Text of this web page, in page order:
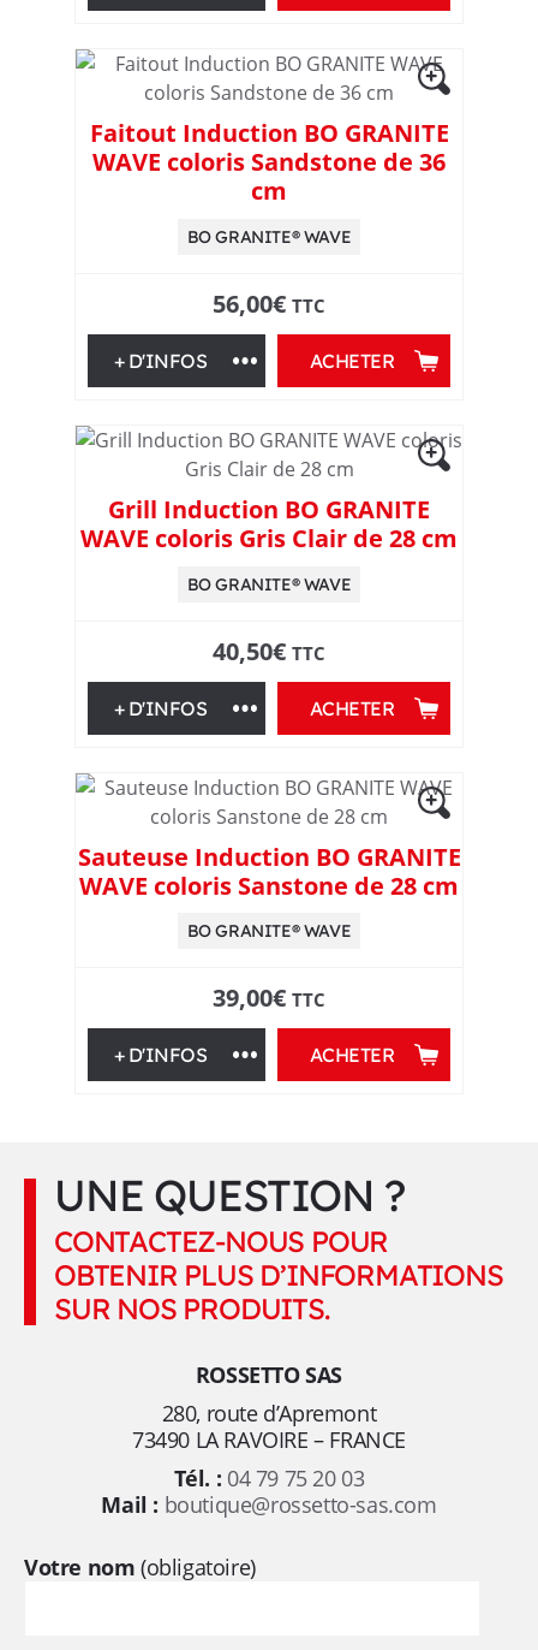
,
d
e
p
u
s
l
u
s
d
e
6
0
a
n
s
Faitout Induction BO GRANITE
WAVE coloris Sandstone de 36
cm
BO GRANITE® WAVE
56,00€ TTC
ACHETER
+ D'INFOS
Grill Induction BO GRANITE
WAVE coloris Gris Clair de 28 cm
BO GRANITE® WAVE
40,50€ TTC
ACHETER
+ D'INFOS
Sauteuse Induction BO GRANITE
WAVE coloris Sanstone de 28 cm
BO GRANITE® WAVE
39,00€ TTC
ACHETER
+ D'INFOS
UNE QUESTION ?
CONTACTEZ-NOUS POUR
OBTENIR PLUS D’INFORMATIONS
SUR NOS PRODUITS.
ROSSETTO SAS
280, route d’Apremont
73490 LA RAVOIRE – FRANCE
Tél. : 04 79 75 20 03
Mail : boutique@rossetto-sas.com
Votre nom (obligatoire)